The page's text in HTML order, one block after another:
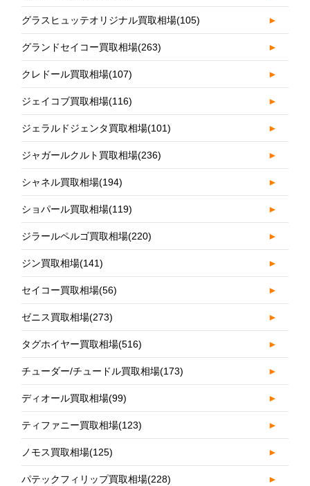
グラスヒュッテオリジナル買取相場(105) ►
グランドセイコー買取相場(263) ►
クレドール買取相場(107) ►
ジェイコブ買取相場(116) ►
ジェラルドジェンタ買取相場(101) ►
ジャガールクルト買取相場(236) ►
シャネル買取相場(194) ►
ショパール買取相場(119) ►
ジラールペルゴ買取相場(220) ►
ジン買取相場(141) ►
セイコー買取相場(56) ►
ゼニス買取相場(273) ►
タグホイヤー買取相場(516) ►
チューダー/チュードル買取相場(173) ►
ディオール買取相場(99) ►
ティファニー買取相場(123) ►
ノモス買取相場(125) ►
パテックフィリップ買取相場(228) ►